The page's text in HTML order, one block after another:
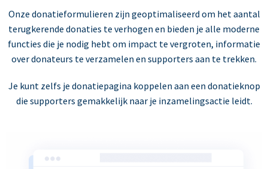
Onze donatieformulieren zijn geoptimaliseerd om het aantal
terugkerende donaties te verhogen en bieden je alle moderne
functies die je nodig hebt om impact te vergroten, informatie
over donateurs te verzamelen en supporters aan te trekken.
Je kunt zelfs je donatiepagina koppelen aan een donatieknop
die supporters gemakkelijk naar je inzamelingsactie leidt.